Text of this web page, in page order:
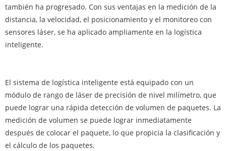
también ha progresado. Con sus ventajas en la medición de la
distancia, la velocidad, el posicionamiento y el monitoreo con
sensores láser, se ha aplicado ampliamente en la logística
inteligente.
El sistema de logística inteligente está equipado con un
módulo de rango de láser de precisión de nivel milímetro, que
puede lograr una rápida detección de volumen de paquetes. La
medición de volumen se puede lograr inmediatamente
después de colocar el paquete, lo que propicia la clasificación y
el cálculo de los paquetes.